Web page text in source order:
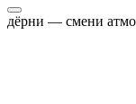
дёрни — смени